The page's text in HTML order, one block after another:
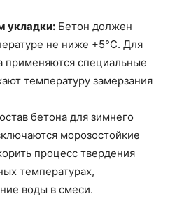
укладки: Бетон должен
не ниже +5°C. Для
применяются специальные
температуру замерзания
бетона для зимнего
морозостойкие
процесс твердения
температурах,
воды в смеси.